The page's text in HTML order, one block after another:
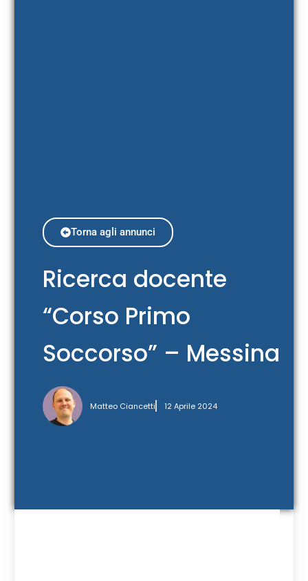
Torna agli annunci
Ricerca docente
“Corso Primo
Soccorso” – Messina
Matteo Ciancetti 12 Aprile 2024